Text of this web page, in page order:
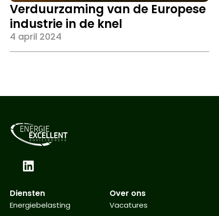
Verduurzaming van de Europese
industrie in de knel
4 april 2024
Diensten
Energiebelasting
Over ons
Vacatures